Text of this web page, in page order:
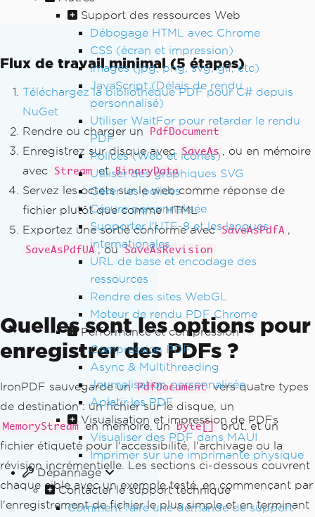
Support des ressources Web
Débogage HTML avec Chrome
CSS (écran et impression)
Images (jpg, png, svg, gif, etc)
JavaScript (Délais de rendu
personnalisé)
Utiliser WaitFor pour retarder le rendu
PDF
Polices (Web et icônes)
Utiliser des graphiques SVG
Gérer les polices
Césure personnalisée
Supporter l'UTF-8 et les langues
internationales
URL de base et encodage des
ressources
Rendre des sites WebGL
Moteur de rendu PDF Chrome
Performance et compression
Compression PDF
Async & Multithreading
Journalisation personnalisée
Aplatir les PDF
Visualisation et impression de PDFs
Visualiser des PDF dans MAUI
Imprimer sur une imprimante physique
Dépannage
Contacter le support technique
Comment faire une demande de support
Flux de travail minimal (5 étapes)
Téléchargez la bibliothèque PDF pour C# depuis
NuGet
Rendre ou charger un
PdfDocument
Enregistrez sur disque avec SaveAs , ou en mémoire
avec
Stream et BinaryData
Servez les octets sur le web comme réponse de
fichier plutôt que comme HTML
Exportez une sortie conforme avec SaveAsPdfA ,
SaveAsPdfUA , ou SaveAsRevision
Quelles sont les options pour
enregistrer des PDFs ?
IronPDF sauvegarde un PdfDocument vers quatre types
de destination : un fichier sur le disque, un
MemoryStream en mémoire, un byte[] brut, et un
fichier étiqueté pour l'accessibilité, l'archivage ou la
révision incrémentielle. Les sections ci-dessous couvrent
chaque cible avec un exemple testé, en commençant par
l'enregistrement de fichier le plus simple et en terminant